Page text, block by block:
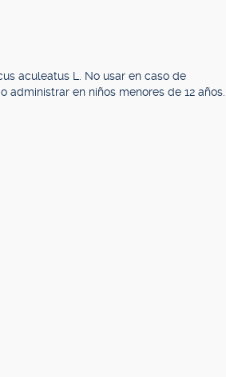
aculeatus L. No usar en caso de
en niños menores de 12 años.